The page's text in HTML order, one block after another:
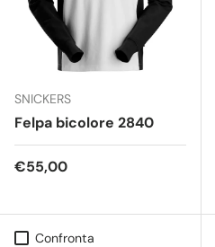
SNICKERS
Felpa bicolore 2840
€55,00
Confronta